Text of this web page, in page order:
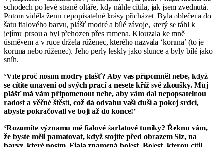
schodech po levé straně oltáře, kdy náhle cítila, jak jsem zvednutá.
Potom viděla ženu nepopisatelné krásy přicházet. Byla oblečena do
šatu fialového barvu, plášť modré a bílé závoje, který se táhl k
jejímu prsou a byl přehozen přes ramena. Klouzala ke mně
úsměvem a v ruce držela růženec, kterého nazvala ‘koruna’ (to je
koruna nebo růženec). Jeho perly leskly jako slunce a byly bílé jako
sníh.
‘Víte proč nosím modrý plášť? Aby vás připomněl nebe, když
se cítíte unaveni od svých prací a nesete kříž své zkoušky. Můj
plášť má vám připomenout nebe, aby vám dal nepopsatelnou
radost a věčné štěstí, což dá odvahu vaší duši a pokoj srdci,
abyste pokračovali ve boji až do konce!’
‘Rozumíte významu mé fialové-šarlatové tuniky? Řeknu vám,
že byste měli pamatovat, když stojíte před obrazem Slz, na